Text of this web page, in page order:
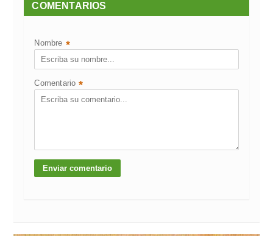
COMENTARIOS
Nombre *
Comentario *